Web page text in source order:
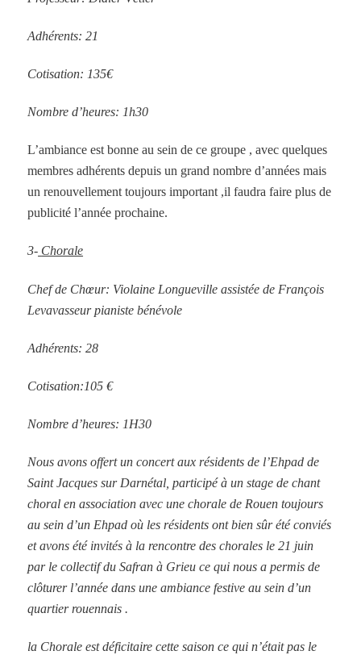
Adhérents: 21
Cotisation: 135€
Nombre d’heures: 1h30
L’ambiance est bonne au sein de ce groupe , avec quelques
membres adhérents depuis un grand nombre d’années mais
un renouvellement toujours important ,il faudra faire plus de
publicité l’année prochaine.
3- Chorale
Chef de Chœur: Violaine Longueville assistée de François
Levavasseur pianiste bénévole
Adhérents: 28
Cotisation:105 €
Nombre d’heures: 1H30
Nous avons offert un concert aux résidents de l’Ehpad de
Saint Jacques sur Darnétal, participé à un stage de chant
choral en association avec une chorale de Rouen toujours
au sein d’un Ehpad où les résidents ont bien sûr été conviés
et avons été invités à la rencontre des chorales le 21 juin
par le collectif du Safran à Grieu ce qui nous a permis de
clôturer l’année dans une ambiance festive au sein d’un
quartier rouennais .
la Chorale est déficitaire cette saison ce qui n’était pas le